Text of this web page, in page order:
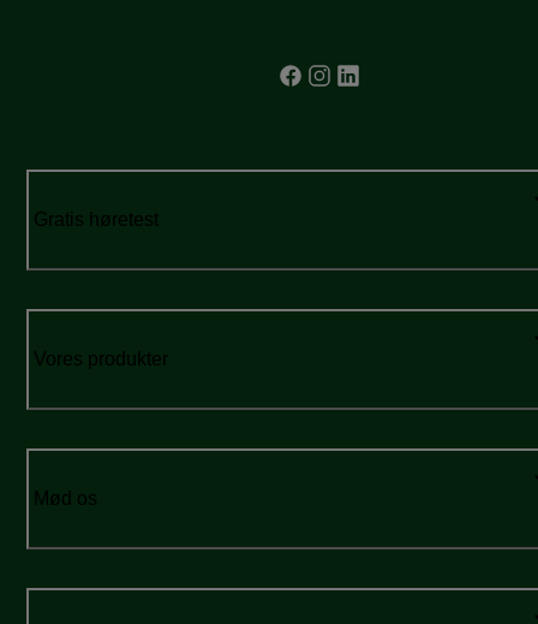
Gratis høretest
Vores produkter
Mød os